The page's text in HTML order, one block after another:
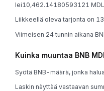
lei10,462.14180593121
Liikkeellä oleva tarjonta on
Viimeisen 24 tunnin aikana
Kuinka muuntaa BNB
Syötä BNB-määrä, jonka
Laskin näyttää vastaavan